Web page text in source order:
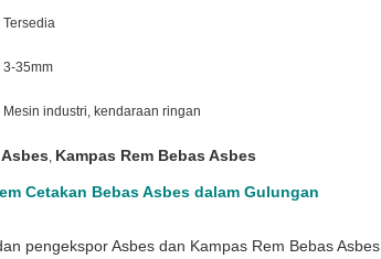
Tersedia
3-35mm
Mesin industri, kendaraan ringan
, Kampas Rem Bebas Asbes
Cetakan Bebas Asbes dalam Gulungan
pengekspor Asbes dan Kampas Rem Bebas Asbes.